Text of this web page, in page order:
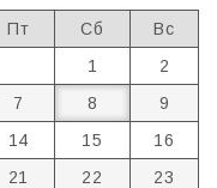
Пт Сб
Вс
1
2
7 8
9
14 15
16
21 22
23